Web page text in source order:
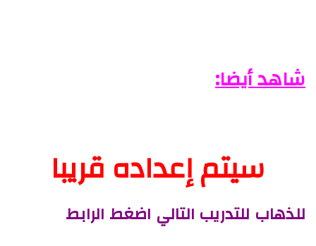
شاهد أيضا:
سيتم إعداده قريبا
للذهاب للتدريب التالي اضغط الرابط